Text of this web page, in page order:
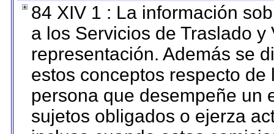
84 XIV 1 : La información
a los Servicios de Traslado
representación. Además se
estos conceptos respecto
persona que desempeñe un
sujetos obligados o ejerza